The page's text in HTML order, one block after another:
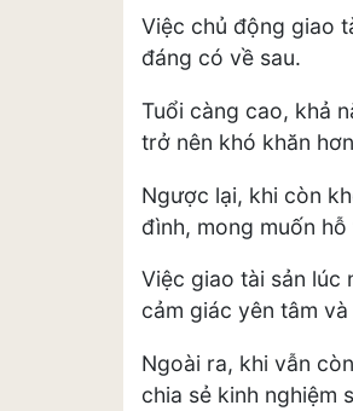
Việc chủ động giao
đáng có về sau.
Tuổi càng cao, khả
trở nên khó khăn
Ngược lại, khi còn
đình, mong muốn
Việc giao tài sản lúc
cảm giác yên tâm
Ngoài ra, khi vẫn
chia sẻ kinh nghiệm